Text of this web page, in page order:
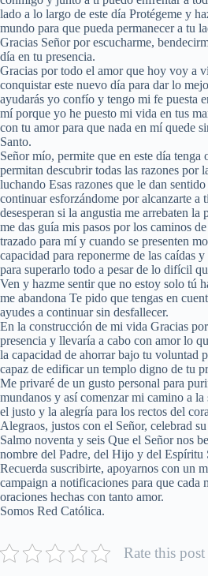
lado a lo largo de este día Protégeme y
mundo para que pueda permanecer a tu
Gracias Señor por escucharme,
día en tu presencia.
Gracias por todo el amor que hoy voy a
conquistar este nuevo día para dar lo
ayudarás yo confío y tengo mi fe puesta
mí porque yo he puesto mi vida en tus
con tu amor para que nada en mí quede
Santo.
Señor mío, permite que en este día tenga
permitan descubrir todas las razones por
luchando Esas razones que le dan
continuar esforzándome por alcanzarte a
desesperan si la angustia me arrebaten
me das guía mis pasos por los caminos
trazado para mí y cuando se presenten
capacidad para reponerme de las caídas
para superarlo todo a pesar de lo difícil
Ven y hazme sentir que no estoy solo tú
me abandona Te pido que tengas en
ayudes a continuar sin desfallecer.
En la construcción de mi vida Gracias
presencia y llevaría a cabo con amor lo
la capacidad de ahorrar bajo tu voluntad
capaz de edificar un templo digno de tu
Me privaré de un gusto personal para
mundanos y así comenzar mi camino a la
el justo y la alegría para los rectos del
Alegraos, justos con el Señor, celebrad
Salmo noventa y seis Que el Señor nos
nombre del Padre, del Hijo y del Espíritu
Recuerda suscribirte, apoyarnos con un
campaign a notificaciones para que cada
oraciones hechas con tanto amor.
Somos Red Católica.
Rate this post